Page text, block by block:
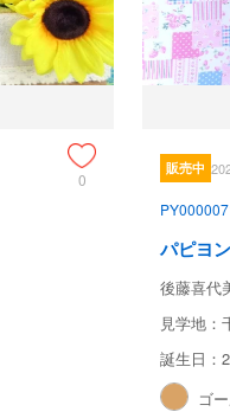
0
販売中
パピヨン
後藤喜代
見学地：
誕生日：
ゴ